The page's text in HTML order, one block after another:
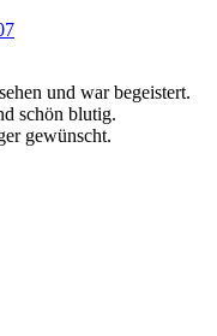
und war begeistert.
schön blutig.
gewünscht.